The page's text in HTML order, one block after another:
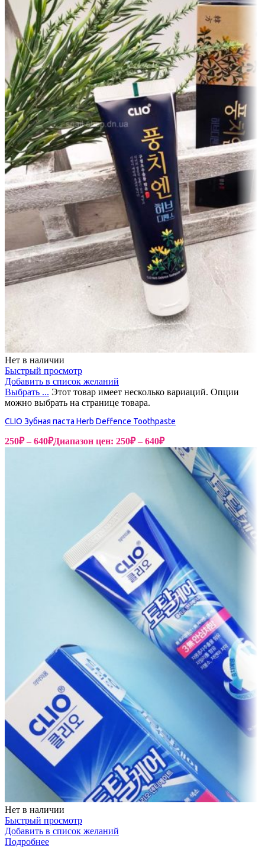
Нет в наличии
Быстрый просмотр
Добавить в список желаний
Выбрать ... Этот товар имеет несколько вариаций. Опции
можно выбрать на странице товара.
CLIO Зубная паста Herb Deffence Toothpaste
250₽ – 640₽Диапазон цен: 250₽ – 640₽
Нет в наличии
Быстрый просмотр
Добавить в список желаний
Подробнее